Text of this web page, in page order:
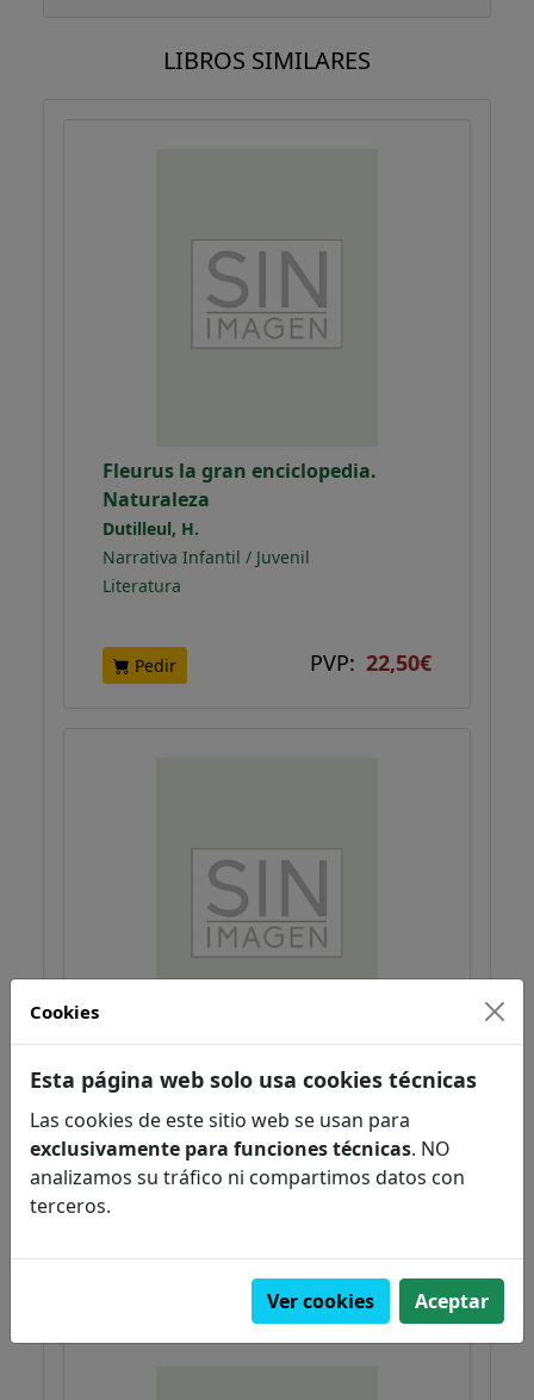
LIBROS SIMILARES
Fleurus la gran enciclopedia.
Naturaleza
Dutilleul, H.
Narrativa Infantil / Juvenil
Literatura
Pedir PVP: 22,50€
Guía del perfecto explorador
Veen ,
Neve
Narrativa Infantil / Juvenil
Literatura
PVP:10,00€
Cookies
Esta página web solo usa cookies técnicas
Las cookies de este sitio web se usan para
exclusivamente para funciones técnicas. NO
analizamos su tráfico ni compartimos datos con
terceros.
Ver cookies Aceptar